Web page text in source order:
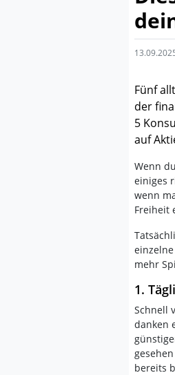
Fünf
der
5
auf
Wenn
einiges
wenn
Freiheit
mehr
1.
Schnell
danken
bereits